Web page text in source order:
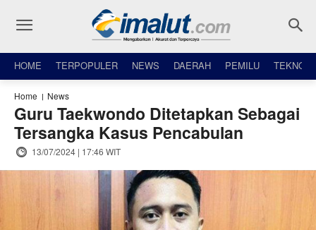
HOME TERPOPULER NEWS DAERAH PEMILU TEKNO
Home News
Guru Taekwondo Ditetapkan Sebagai
Tersangka Kasus Pencabulan
13/07/2024 | 17:46 WIT